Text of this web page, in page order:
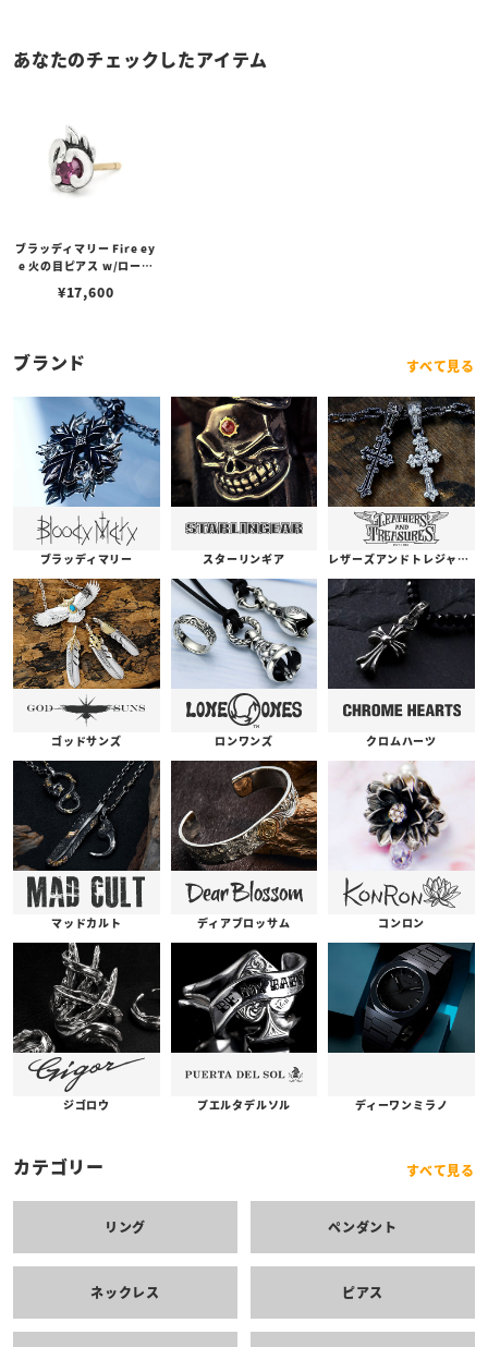
あなたのチェックしたアイテム
ブラッディマリー Fire ey
e 火の目ピアス w/ロード
¥17,600
ブランド すべて見る
ブラッディマリー スターリンギア レザーズアンドトレジャーズ
ゴッドサンズ ロンワンズ クロムハーツ
マッドカルト ディアブロッサム コンロン
ジゴロウ プエルタデルソル ディーワンミラノ
カテゴリー すべて見る
リング ペンダント
ネックレス ピアス